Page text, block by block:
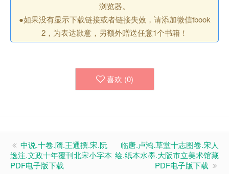
浏览器。
●如果没有显示下载链接或者链接失效，请添加微信tbook
2，为表达歉意，另额外赠送任意1个书籍！
喜欢 (0)
中说.十卷.隋.王通撰.宋.阮
逸注.文政十年覆刊北宋小字本
PDF电子版下载
临唐.卢鸿.草堂十志图卷.宋人
绘.纸本水墨.大阪市立美术馆藏
PDF电子版下载